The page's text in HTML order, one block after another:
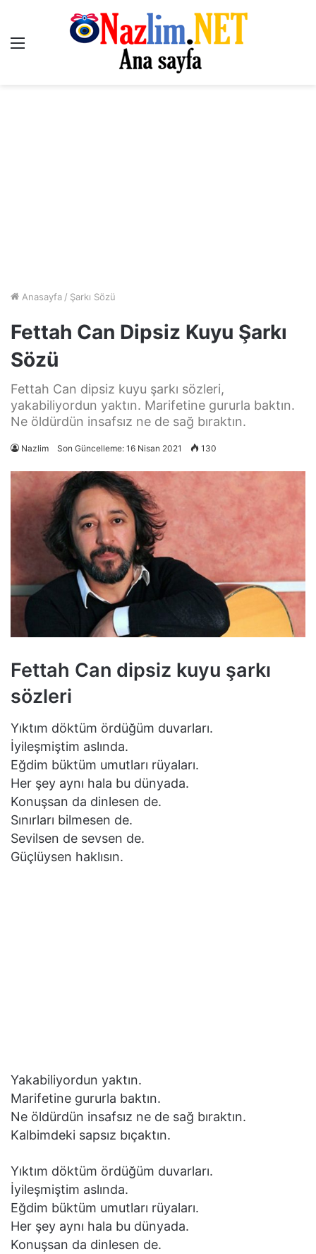
Menü
Anasayfa / Şarkı Sözü
Fettah Can Dipsiz Kuyu Şarkı
Sözü
Fettah Can dipsiz kuyu şarkı sözleri,
yakabiliyordun yaktın. Marifetine gururla baktın.
Ne öldürdün insafsız ne de sağ bıraktın.
Nazlim Son Güncelleme: 16 Nisan 2021 130
Fettah Can dipsiz kuyu şarkı
sözleri
Yıktım döktüm ördüğüm duvarları.
İyileşmiştim aslında.
Eğdim büktüm umutları rüyaları.
Her şey aynı hala bu dünyada.
Konuşsan da dinlesen de.
Sınırları bilmesen de.
Sevilsen de sevsen de.
Güçlüysen haklısın.
Yakabiliyordun yaktın.
Marifetine gururla baktın.
Ne öldürdün insafsız ne de sağ bıraktın.
Kalbimdeki sapsız bıçaktın.
Yıktım döktüm ördüğüm duvarları.
İyileşmiştim aslında.
Eğdim büktüm umutları rüyaları.
Her şey aynı hala bu dünyada.
Konuşsan da dinlesen de.